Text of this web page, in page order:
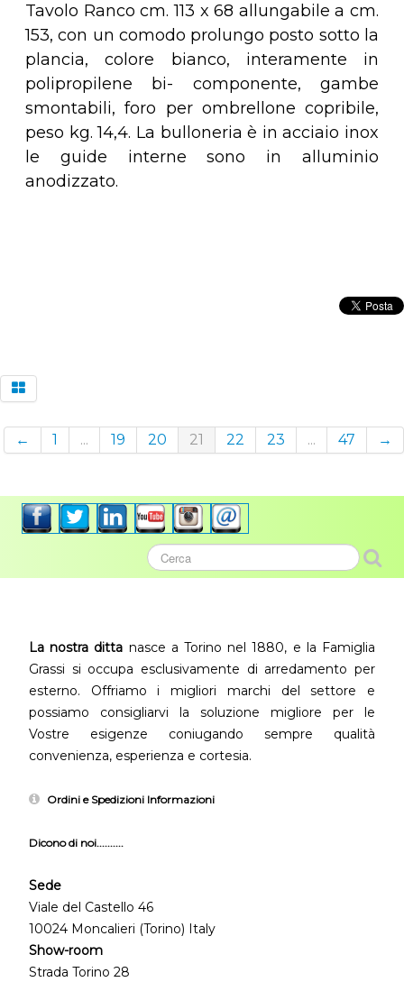
Tavolo Ranco cm. 113 x 68 allungabile a cm.
153, con un comodo prolungo posto sotto la
plancia, colore bianco, interamente in
polipropilene bi- componente, gambe
smontabili, foro per ombrellone copribile,
peso kg. 14,4. La bulloneria è in acciaio inox
le guide interne sono in alluminio
anodizzato.
← 1 ... 19 20 21 22 23 ... 47 →
La nostra ditta nasce a Torino nel 1880, e la Famiglia
Grassi si occupa esclusivamente di arredamento per
esterno. Offriamo i migliori marchi del settore e
possiamo consigliarvi la soluzione migliore per le
Vostre esigenze coniugando sempre qualità
convenienza, esperienza e cortesia.
Ordini e Spedizioni Informazioni
Dicono di noi..........
Sede
Viale del Castello 46
10024 Moncalieri (Torino) Italy
Show-room
Strada Torino 28